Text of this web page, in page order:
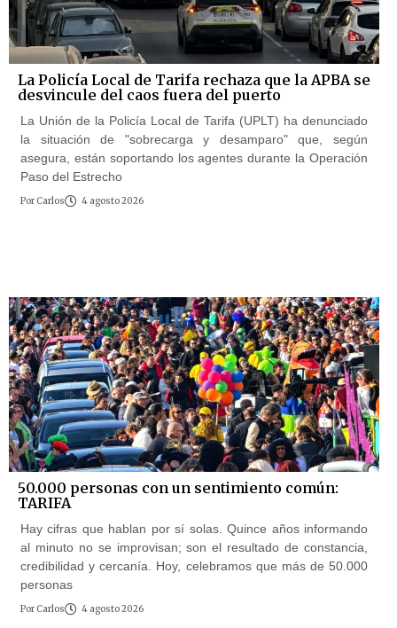
La Policía Local de Tarifa rechaza que la APBA se
desvincule del caos fuera del puerto
La Unión de la Policía Local de Tarifa (UPLT) ha denunciado
la situación de "sobrecarga y desamparo" que, según
asegura, están soportando los agentes durante la Operación
Paso del Estrecho
Por Carlos 4 agosto 2026
50.000 personas con un sentimiento común:
TARIFA
Hay cifras que hablan por sí solas. Quince años informando
al minuto no se improvisan; son el resultado de constancia,
credibilidad y cercanía. Hoy, celebramos que más de 50.000
personas
Por Carlos 4 agosto 2026